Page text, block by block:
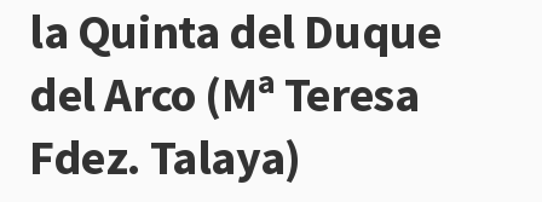
la Quinta del Duque
del Arco (Mª Teresa
Fdez. Talaya)